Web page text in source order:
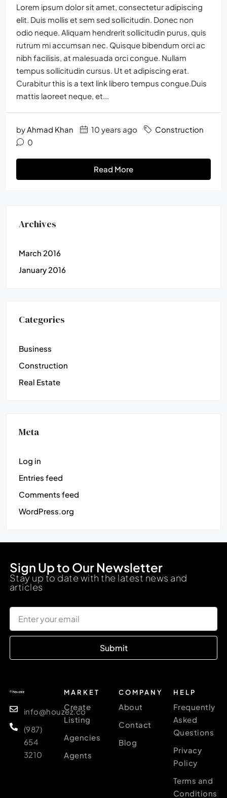
Lorem ipsum dolor sit amet, consectetur adipiscing
elit. Duis mollis et sem sed sollicitudin. Donec non
odio neque. Aliquam hendrerit sollicitudin purus, quis
rutrum mi accumsan nec. Quisque bibendum orci ac
nibh facilisis, at malesuada orci congue. Nullam
tempus sollicitudin cursus. Ut et adipiscing erat.
Curabitur this is a text link libero tempus congue.Duis
mattis laoreet neque, et...
byAhmad Khan 10 years ago
Construction
0
Read More
Archives
March 2016
January 2016
Categories
Business
Construction
Real Estate
Meta
Log in
Entries feed
Comments feed
WordPress.org
Sign Up to Our Newsletter
Stay up to date with the latest news and
articles
Submit
info@houzez.co
(987)
654
3210
MARKET
Create
Listing
Agencies
Agents
COMPANY
About
Contact
Blog
HELP
Frequently
Asked
Questions
Privacy
Policy
Terms and
Conditions